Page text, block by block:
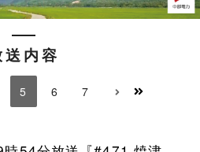
送内容
5 6 7